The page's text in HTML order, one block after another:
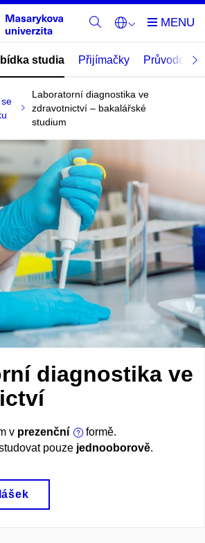
studia Přijímačky Průvodce
Laboratorní diagnostika ve
zdravotnictví – bakalářské
studium
diagnostika ve
v prezenční
formě.
pouze jednooborově.